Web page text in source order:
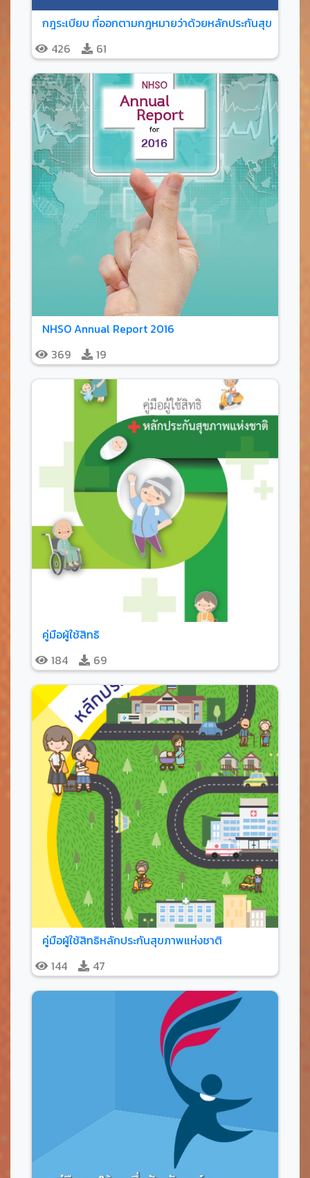
กฎระเบียบ ที่ออกตามกฎหมายว่าด้วยหลักประกันสุขภาพ
426
61
NHSO Annual Report 2016
369
19
คู่มือผู้ใช้สิทธิ
184
69
คู่มือผู้ใช้สิทธิหลักประกันสุขภาพแห่งชาติ
144
47